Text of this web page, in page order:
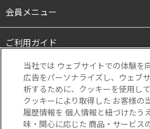
会員メニュー
ご利用ガイド
リンク
当社では ウェブサイトでの体験を
広告をパーソナライズし、ウェブ
析するために、クッキーを使用し
クッキーにより取得した お客様の
履歴情報を 個人情報と紐づけたう
味・関心に応じた 商品・サービス